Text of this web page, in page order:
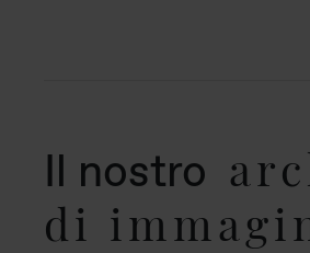
Il nostro
di